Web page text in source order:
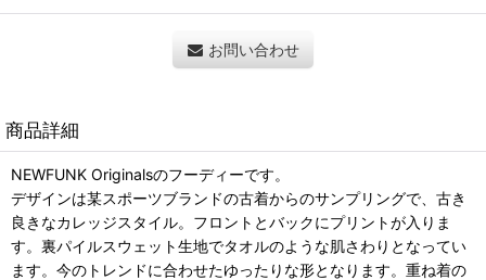
お問い合わせ
商品詳細
NEWFUNK Originalsのフーディーです。
デザインは某スポーツブランドの古着からのサンプリングで、古き
良きなカレッジスタイル。フロントとバックにプリントが入りま
す。裏パイルスウェット生地でタオルのような肌さわりとなってい
ます。今のトレンドに合わせたゆったりな形となります。重ね着の